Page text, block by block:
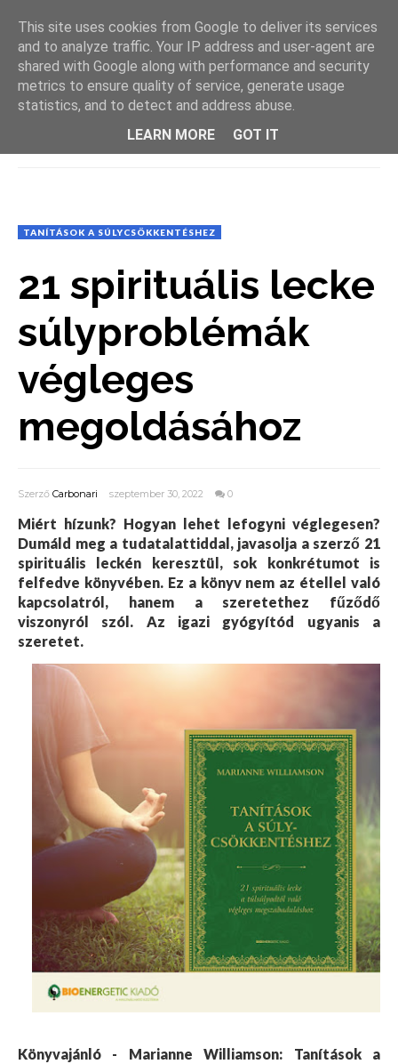
TANÍTÁSOK A SÚLYCSÖKKENTÉSHEZ
21 spirituális lecke
súlyproblémák
végleges
megoldásához
Szerző Carbonari szeptember 30, 2022 0
Miért hízunk? Hogyan lehet lefogyni véglegesen?
Dumáld meg a tudatalattiddal, javasolja a szerző 21
spirituális leckén keresztül, sok konkrétumot is
felfedve könyvében. Ez a könyv nem az étellel való
kapcsolatról, hanem a szeretethez fűződő
viszonyról szól. Az igazi gyógyítód ugyanis a
szeretet.
Könyvajánló - Marianne Williamson: Tanítások a
This site uses cookies from Google to deliver its services
and to analyze traffic. Your IP address and user-agent are
shared with Google along with performance and security
metrics to ensure quality of service, generate usage
statistics, and to detect and address abuse.
LEARN MORE
GOT IT